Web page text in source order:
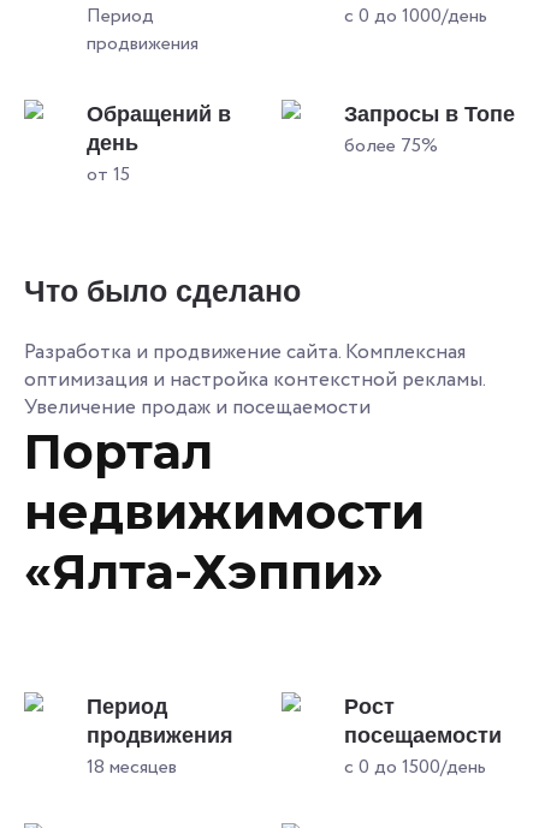
Период
продвижения
с 0 до 1000/день
Обращений в
день
от 15
Запросы в Топе
более 75%
Что было сделано
Разработка и продвижение сайта. Комплексная
оптимизация и настройка контекстной рекламы.
Увеличение продаж и посещаемости
Портал
недвижимости
«Ялта-Хэппи»
Период
продвижения
18 месяцев
Рост
посещаемости
с 0 до 1500/день